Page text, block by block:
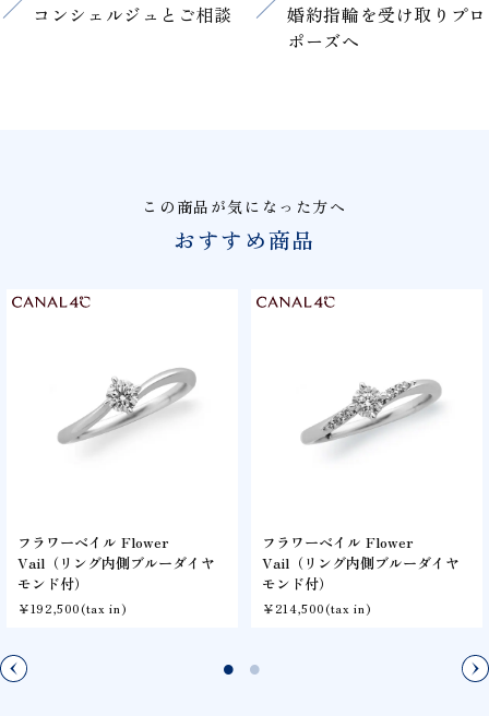
コンシェルジュと ご相談 婚約指輪を受け取りプロ
ポーズへ
この商品が気になった方へ
おすすめ商品
フラワーベイル Flower
Vail（リング内側ブルーダイヤ
モンド付）
￥192,500(tax in)
フラワーベイル Flower
Vail（リング内側ブルーダイヤ
モンド付）
￥214,500(tax in)